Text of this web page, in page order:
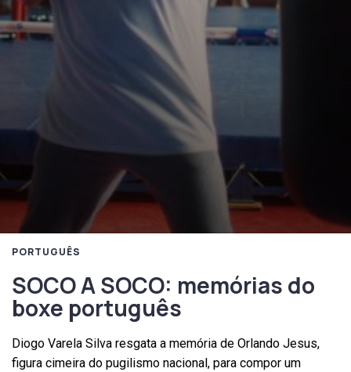
PORTUGUÊS
SOCO A SOCO: memórias do
boxe português
Diogo Varela Silva resgata a memória de Orlando Jesus,
figura cimeira do pugilismo nacional, para compor um